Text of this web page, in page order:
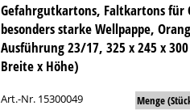
Gefahrgutkartons, Faltkartons für
besonders starke Wellpappe,
Ausführung 23/17, 325 x 245 x
Breite x Höhe)
Art.-Nr. 15300049
Menge